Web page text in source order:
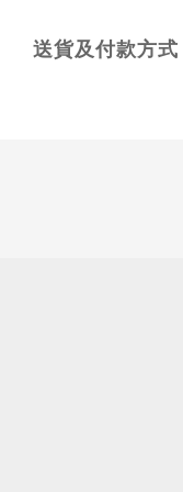
送貨及付款方式